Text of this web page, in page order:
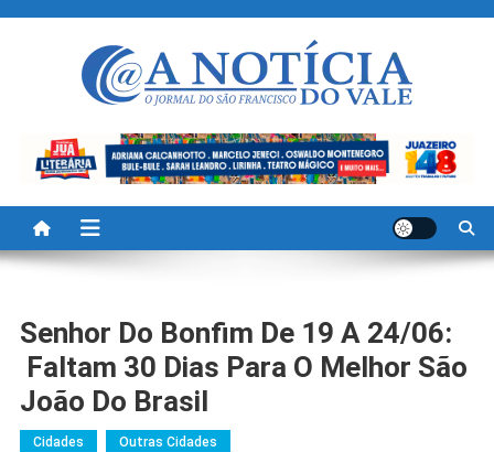
A Noticia Do Vale
Senhor Do Bonfim De 19 A 24/06:
Faltam 30 Dias Para O Melhor São
João Do Brasil
Cidades Outras Cidades